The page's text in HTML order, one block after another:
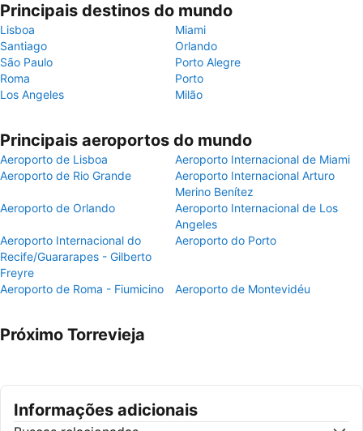
Principais destinos do mundo
Lisboa
Miami
Santiago
Orlando
São Paulo
Porto Alegre
Roma
Porto
Los Angeles
Milão
Principais aeroportos do mundo
Aeroporto de Lisboa
Aeroporto Internacional de Miami
Aeroporto de Rio Grande
Aeroporto Internacional Arturo
Merino Benítez
Aeroporto de Orlando
Aeroporto Internacional de Los
Angeles
Aeroporto Internacional do
Recife/Guararapes - Gilberto
Freyre
Aeroporto do Porto
Aeroporto de Roma - Fiumicino Aeroporto de Montevidéu
Próximo Torrevieja
Informações adicionais